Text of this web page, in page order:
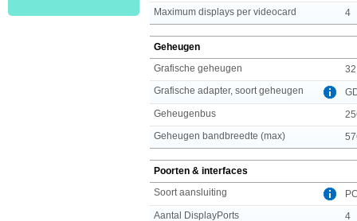
Maximum displays per videocard
4
Geheugen
Grafische geheugen
Grafische adapter, soort geheugen
Geheugenbus
Geheugen bandbreedte (max)
Poorten & interfaces
Soort aansluiting
Aantal DisplayPorts
4